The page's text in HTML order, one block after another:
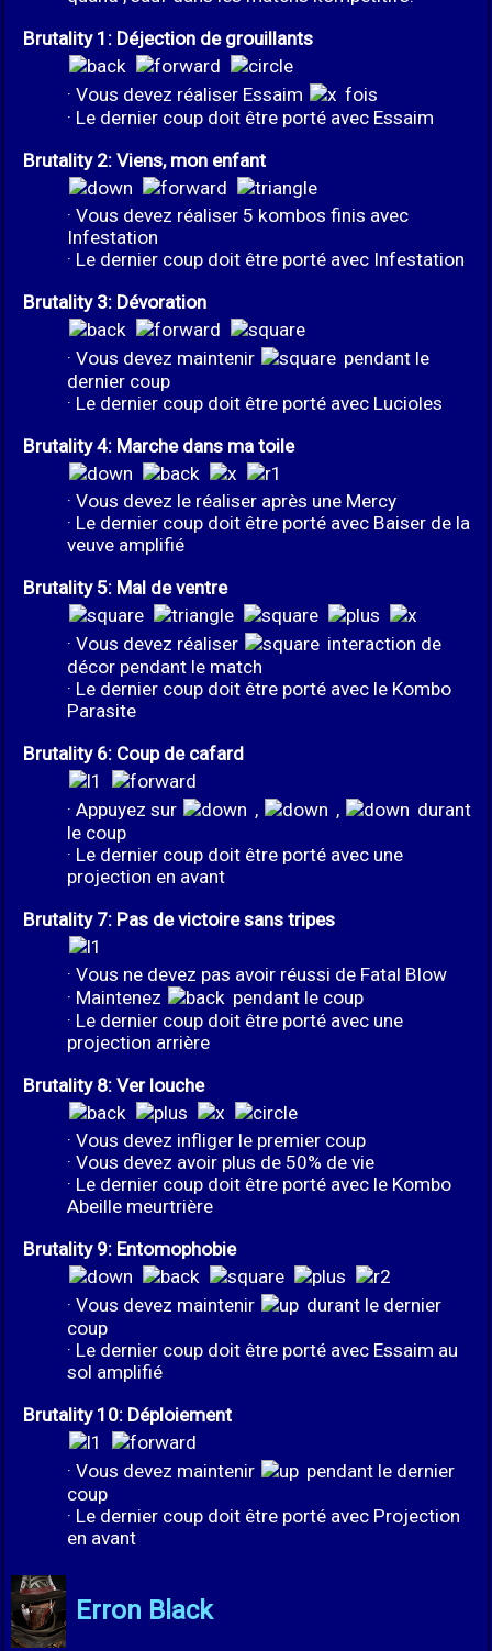
Brutality 1: Déjection de grouillants
· Vous devez réaliser Essaim
fois
· Le dernier coup doit être porté avec Essaim
Brutality 2: Viens, mon enfant
· Vous devez réaliser 5 kombos finis avec
Infestation
· Le dernier coup doit être porté avec Infestation
Brutality 3: Dévoration
· Vous devez maintenir
pendant le
dernier coup
· Le dernier coup doit être porté avec Lucioles
Brutality 4: Marche dans ma toile
· Vous devez le réaliser après une Mercy
· Le dernier coup doit être porté avec Baiser de la
veuve amplifié
Brutality 5: Mal de ventre
· Vous devez réaliser
interaction de
décor pendant le match
· Le dernier coup doit être porté avec le Kombo
Parasite
Brutality 6: Coup de cafard
· Appuyez sur , ,
durant
le coup
· Le dernier coup doit être porté avec une
projection en avant
Brutality 7: Pas de victoire sans tripes
· Vous ne devez pas avoir réussi de Fatal Blow
· Maintenez
pendant le coup
· Le dernier coup doit être porté avec une
projection arrière
Brutality 8: Ver louche
· Vous devez infliger le premier coup
· Vous devez avoir plus de 50% de vie
· Le dernier coup doit être porté avec le Kombo
Abeille meurtrière
Brutality 9: Entomophobie
· Vous devez maintenir
durant le dernier
coup
· Le dernier coup doit être porté avec Essaim au
sol amplifié
Brutality 10: Déploiement
· Vous devez maintenir
pendant le dernier
coup
· Le dernier coup doit être porté avec Projection
en avant
Erron Black